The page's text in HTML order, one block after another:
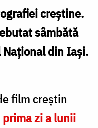
creștine.
sâmbătă
din Iași.
film creștin
prima zi a lunii